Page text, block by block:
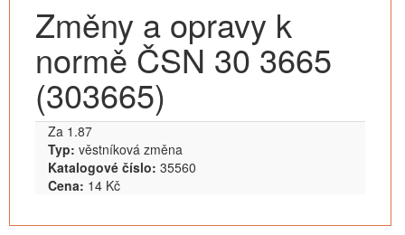
Změny a opravy k
normě ČSN 30 3665
(303665)
Za 1.87
Typ: věstníková změna
Katalogové číslo: 35560
Cena: 14 Kč